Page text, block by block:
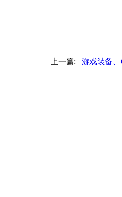
上一篇: 游戏装备